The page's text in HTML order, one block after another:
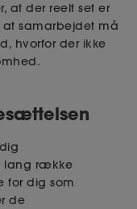
at der reelt set er
samarbejdet må
hvorfor der ikke
lang række
for dig som
de